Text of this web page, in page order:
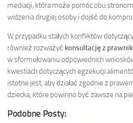
mediacji, która może pomóc obu
widzenia drugiej osoby i dojść do
W przypadku stałych konfliktów
również rozważyć konsultację z
w sformułowaniu odpowiednich
kwestiach dotyczących egzekucji
istotne jest, aby działać zgodnie z
dziecka, które powinno być zawsze na
Podobne Posty: